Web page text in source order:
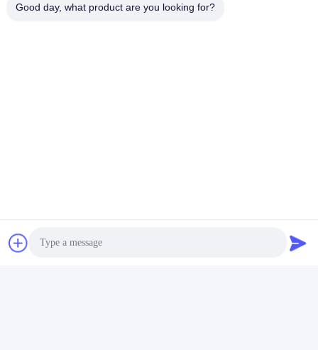
Avenida del eurasiático No.3939., distrito ecológico de
Good day, what product are you looking for?